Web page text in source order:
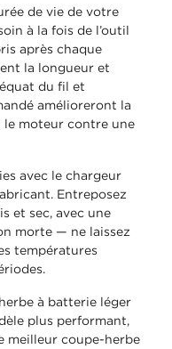
de vie de votre
à la fois de l’outil
après chaque
la longueur et
du fil et
amélioreront la
moteur contre une
avec le chargeur
Entreposez
et sec, avec une
morte — ne laissez
températures
à batterie léger
plus performant,
meilleur coupe-herbe